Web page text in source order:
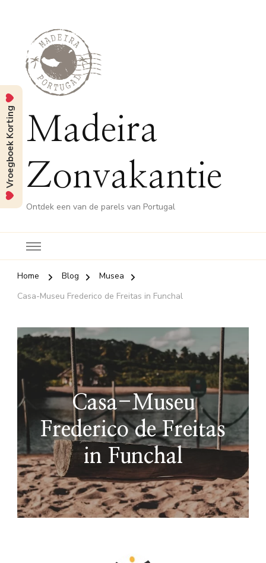
Madeira
Zonvakantie
Ontdek een van de parels van Portugal
Home Blog
Musea
Casa-Museu Frederico de Freitas in Funchal
Casa-Museu
Frederico de Freitas
in Funchal
Vroegboek Korting